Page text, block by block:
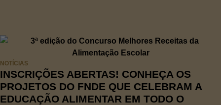
NOTÍCIAS
INSCRIÇÕES ABERTAS! CONHEÇA OS
PROJETOS DO FNDE QUE CELEBRAM A
EDUCAÇÃO ALIMENTAR EM TODO O